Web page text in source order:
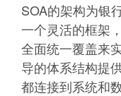
SOA的架构为银
一个灵活的框架
全面统一覆盖来
导的体系结构提
都连接到系统和数